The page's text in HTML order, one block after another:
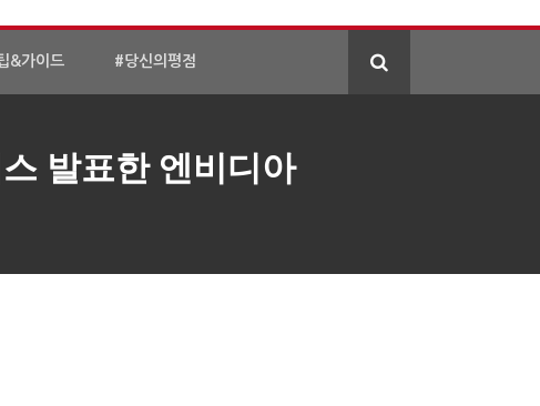
&가이드 #당신의평점
발표한 엔비디아